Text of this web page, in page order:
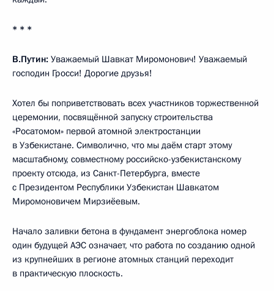
* * *
В.Путин: Уважаемый Шавкат Миромонович! Уважаемый
господин Гросси! Дорогие друзья!
Хотел бы поприветствовать всех участников торжественной
церемонии, посвящённой запуску строительства
«Росатомом» первой атомной электростанции
в Узбекистане. Символично, что мы даём старт этому
масштабному, совместному российско-узбекистанскому
проекту отсюда, из Санкт-Петербурга, вместе
с Президентом Республики Узбекистан Шавкатом
Миромоновичем Мирзиёевым.
Начало заливки бетона в фундамент энергоблока номер
один будущей АЭС означает, что работа по созданию одной
из крупнейших в регионе атомных станций переходит
в практическую плоскость.